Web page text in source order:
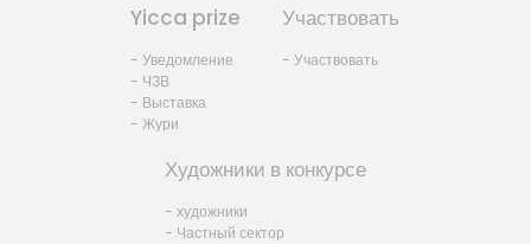
Yicca prize
- Уведомление
- ЧЗВ
- Выставка
- Жури
Участвовать
- Участвовать
Художники в конкурсе
- художники
- Частный сектор